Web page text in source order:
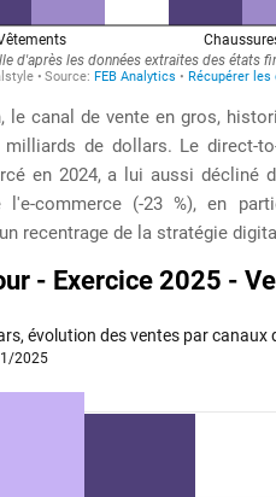
le canal de vente en gros,
milliards de dollars. Le direct-
en 2024, a lui aussi décliné
l'e-commerce (-23 %), en
recentrage de la stratégie